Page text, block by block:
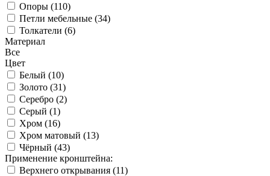
Опоры (110)
Петли мебельные (34)
Толкатели (6)
Материал
Все
Цвет
Белый (10)
Золото (31)
Серебро (2)
Серый (1)
Хром (16)
Хром матовый (13)
Чёрный (43)
Применение кронштейна:
Верхнего открывания (11)